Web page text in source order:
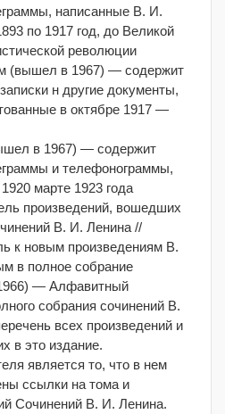
написанные В. И.
по 1917 год, до Великой
революции
(вышел в 1967) — содержит
н другие документы,
в октябре 1917 —
в 1967) — содержит
и телефонограммы,
марте 1923 года
произведений, вошедших
В. И. Ленина //
к новым произведениям В.
в полное собрание
— Алфавитный
собрания сочинений В.
всех произведений и
в это издание.
является то, что в нем
ссылки на тома и
Сочинений В. И. Ленина.